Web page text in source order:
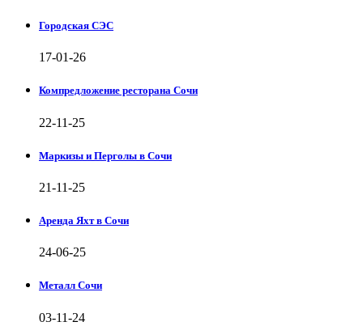
Городская СЭС
17-01-26
Компредложение ресторана Сочи
22-11-25
Маркизы и Перголы в Сочи
21-11-25
Аренда Яхт в Сочи
24-06-25
Металл Сочи
03-11-24